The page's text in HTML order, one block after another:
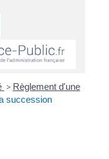
> Règlement d'une
succession